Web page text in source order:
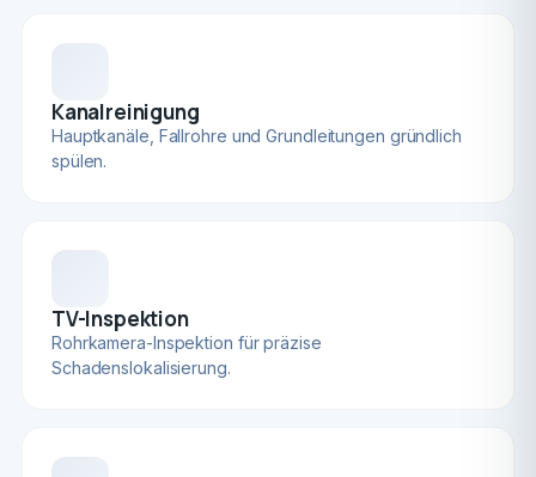
Kanalreinigung
Hauptkanäle, Fallrohre und Grundleitungen gründlich
spülen.
TV-Inspektion
Rohrkamera-Inspektion für präzise
Schadenslokalisierung.